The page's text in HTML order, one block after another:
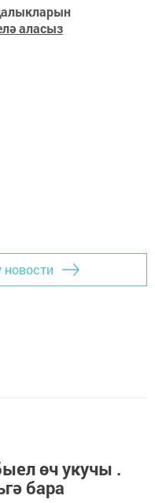
аласыз
новости
өч укучы .
бара